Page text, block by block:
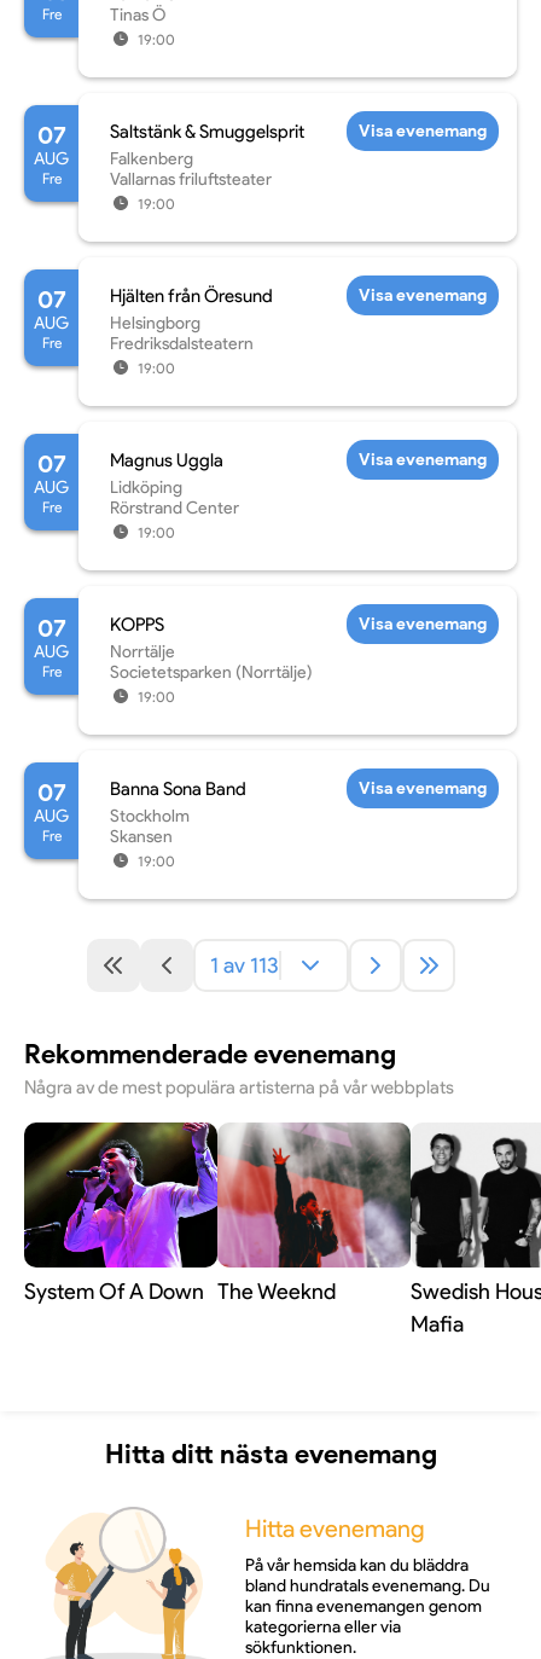
Fre
Tinas Ö
19:00
07
AUG
Fre
Saltstänk & Smuggelsprit
Falkenberg
Vallarnas friluftsteater
19:00
Visa evenemang
07
AUG
Fre
Hjälten från Öresund
Helsingborg
Fredriksdalsteatern
19:00
Visa evenemang
07
AUG
Fre
Magnus Uggla
Lidköping
Rörstrand Center
19:00
Visa evenemang
07
AUG
Fre
KOPPS
Norrtälje
Societetsparken (Norrtälje)
19:00
Visa evenemang
07
AUG
Fre
Banna Sona Band
Stockholm
Skansen
19:00
Visa evenemang
1 av 113
Rekommenderade evenemang
Några av de mest populära artisterna på vår webbplats
System Of A Down The Weeknd
Swedish
Mafia
Hitta ditt nästa evenemang
Hitta evenemang
På vår hemsida kan du bläddra
bland hundratals evenemang. Du
kan finna evenemangen genom
kategorierna eller via
sökfunktionen.